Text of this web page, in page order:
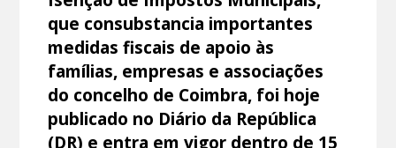
que consubstancia importantes
medidas fiscais de apoio às
famílias, empresas e associações
do concelho de Coimbra, foi hoje
publicado no Diário da República
(DR) e entra em vigor dentro de 15